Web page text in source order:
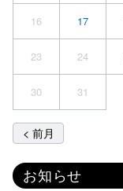
16 17
23 24
30 31
< 前月
お知らせ